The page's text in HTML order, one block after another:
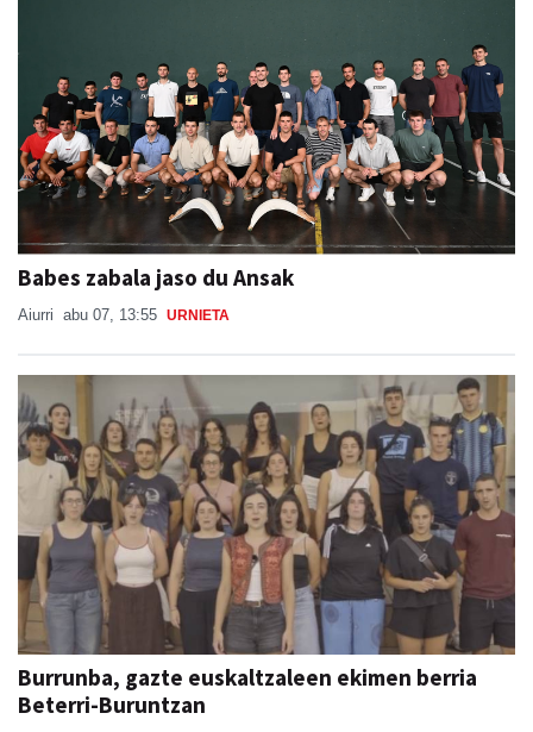
Babes zabala jaso du Ansak
Aiurri abu 07, 13:55 URNIETA
Burrunba, gazte euskaltzaleen ekimen berria
Beterri-Buruntzan